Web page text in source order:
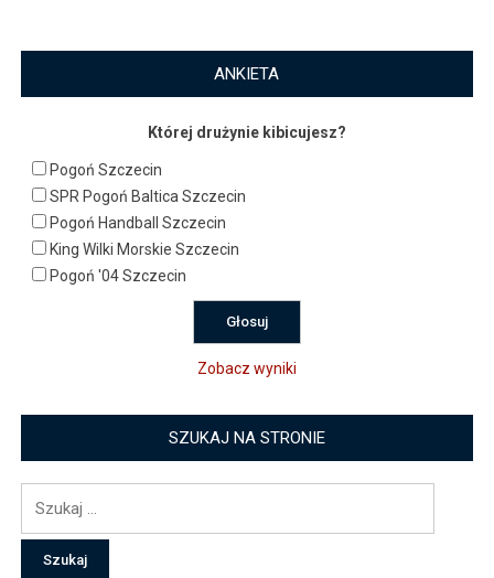
ANKIETA
Której drużynie kibicujesz?
Pogoń Szczecin
SPR Pogoń Baltica Szczecin
Pogoń Handball Szczecin
King Wilki Morskie Szczecin
Pogoń '04 Szczecin
Zobacz wyniki
SZUKAJ NA STRONIE